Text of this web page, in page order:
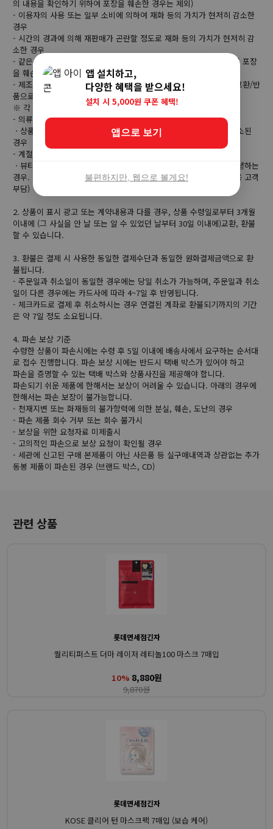
의 내용을 확인하기 위하여 포장을 훼손한 경우는 제외)
- 이용자의 사용 또는 일부 소비에 의하여 재화 등의 가치가 현저히 감소한
경우
- 시간의 경과에 의해 재판매가 곤란할 정도로 재화 등의 가치가 현저히 감
소한 경우
- 같은 성능을 지닌 재화 등으로 복제가 가능한 경우 그 원본인 재화의 포장
을 훼손한 경우
- 제조사의 사정 (신모델 출시 등) 및 부품 가격 변동 등에 의해 무료 교환/반
품으로 요청하는 경우
※ 각 상품별로 아래와 같은 사유로 취소/반품이 제한 될 수 있습니다.
- 의류/잡화/수입명품
ㆍ상품 라벨 및 상품 훼손, 구성품 누락으로 상품의 가치가 현저히 감소된
경우
- 계절상품/식품/화장품
ㆍ뷰티 상품 이용 시 트러블(알러지, 붉은 반점, 가려움, 따가움)이 발생하는
경우. 단, 진료 확인서 및 소견서 등을 증빙하면 환불이 가능 (제반비용 고객
부담)
2. 상품이 표시 광고 또는 계약내용과 다를 경우, 상품 수령일로부터 3개월
이내에 (그 사실을 안 날 또는 알 수 있었던 날부터 30일 이내에)교환, 환불
할 수 있습니다.
3. 환불은 결제 시 사용한 동일한 결제수단과 동일한 원화결제금액으로 환
불됩니다.
- 주문일과 취소일이 동일한 경우에는 당일 취소가 가능하며, 주문일과 취소
일이 다른 경우에는 카드사에 따라 4~7일 후 반영됩니다.
- 체크카드로 결제 후 취소하시는 경우 연결된 계좌로 환불되기까지의 기간
은 약 7일 정도 소요됩니다.
4. 파손 보상 기준
수령한 상품이 파손시에는 수령 후 5일 이내에 배송사에서 요구하는 순서대
로 접수 진행합니다. 파손 보상 시에는 반드시 택배 박스가 있어야 하고
파손을 증명할 수 있는 택배 박스와 상품사진을 제공해야 합니다.
파손되기 쉬운 제품에 한해서는 보상이 어려울 수 있습니다. 아래의 경우에
한해서는 파손 보장이 불가능합니다.
- 천재지변 또는 화재등의 불가항력에 의한 분실, 훼손, 도난의 경우
- 파손 제품 회수 거부 또는 회수 불가시
- 보상을 위한 요청자료 미제출시
- 고의적인 파손으로 보상 요청이 확인될 경우
- 세관에 신고된 구매 본제품이 아닌 사은품 등 실구매내역과 상관없는 추가
동봉 제품이 파손된 경우 (브랜드 박스, CD)
관련 상품
롯데면세점긴자
퀄리티퍼스트 더마 레이저 레티놀100 마스크 7매입
10% 8,880원
9,870원
롯데면세점긴자
KOSE 클리어 턴 마스크팩 7매입 (보습 케어)
앱 설치하고,
다양한 혜택을 받으세요!
설치 시 5,000원 쿠폰 혜택!
앱으로 보기
불편하지만, 웹으로 볼게요!